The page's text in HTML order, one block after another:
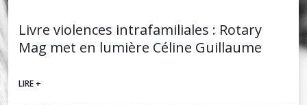
Livre violences intrafamiliales : Rotary
Mag met en lumière Céline Guillaume
LIRE +